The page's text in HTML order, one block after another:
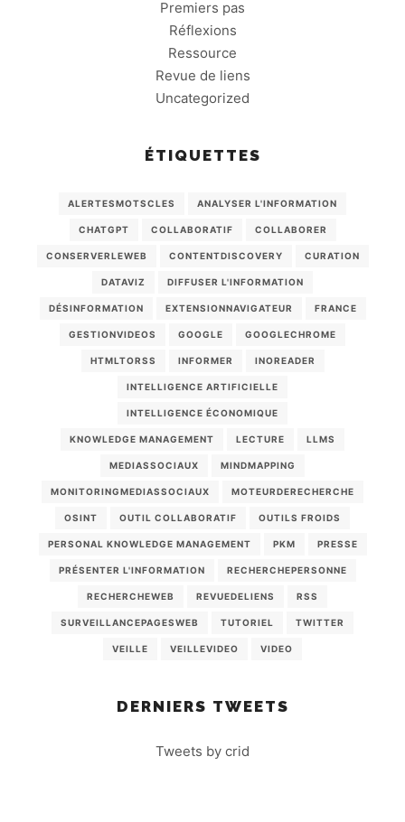
Premiers pas
Réflexions
Ressource
Revue de liens
Uncategorized
ÉTIQUETTES
ALERTESMOTSCLES ANALYSER L'INFORMATION
CHATGPT COLLABORATIF COLLABORER
CONSERVERLEWEB CONTENTDISCOVERY CURATION
DATAVIZ DIFFUSER L'INFORMATION
DÉSINFORMATION EXTENSIONNAVIGATEUR FRANCE
GESTIONVIDEOS GOOGLE GOOGLECHROME
HTMLTORSS INFORMER INOREADER
INTELLIGENCE ARTIFICIELLE
INTELLIGENCE ÉCONOMIQUE
KNOWLEDGE MANAGEMENT LECTURE LLMS
MEDIASSOCIAUX MINDMAPPING
MONITORINGMEDIASSOCIAUX MOTEURDERECHERCHE
OSINT OUTIL COLLABORATIF OUTILS FROIDS
PERSONAL KNOWLEDGE MANAGEMENT PKM PRESSE
PRÉSENTER L'INFORMATION RECHERCHEPERSONNE
RECHERCHEWEB REVUEDELIENS RSS
SURVEILLANCEPAGESWEB TUTORIEL TWITTER
VEILLE VEILLEVIDEO VIDEO
DERNIERS TWEETS
Tweets by crid